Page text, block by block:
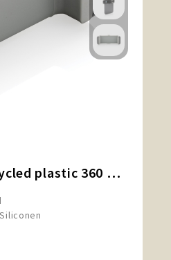
Acar RCS gerecycled plastic 360 auto telefoonhouder